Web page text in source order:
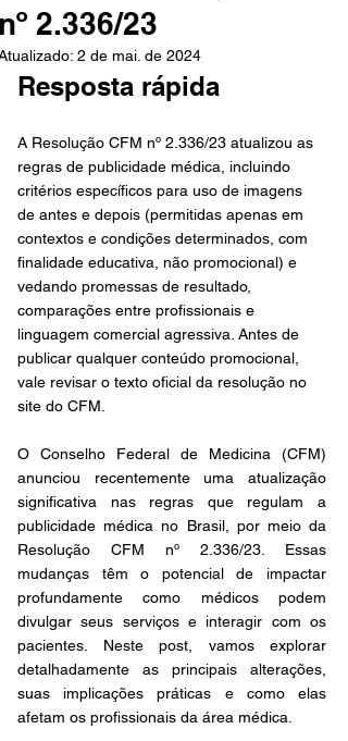
2.336/23
2 de mai. de 2024
Resposta rápida
A Resolução CFM nº 2.336/23 atualizou as
regras de publicidade médica, incluindo
critérios específicos para uso de imagens
de antes e depois (permitidas apenas em
contextos e condições determinados, com
finalidade educativa, não promocional) e
vedando promessas de resultado,
comparações entre profissionais e
linguagem comercial agressiva. Antes de
publicar qualquer conteúdo promocional,
vale revisar o texto oficial da resolução no
site do CFM.
O Conselho Federal de Medicina (CFM)
anunciou recentemente uma atualização
significativa nas regras que regulam a
publicidade médica no Brasil, por meio da
Resolução CFM nº 2.336/23. Essas
mudanças têm o potencial de impactar
profundamente como médicos podem
divulgar seus serviços e interagir com os
pacientes. Neste post, vamos explorar
detalhadamente as principais alterações,
suas implicações práticas e como elas
afetam os profissionais da área médica.